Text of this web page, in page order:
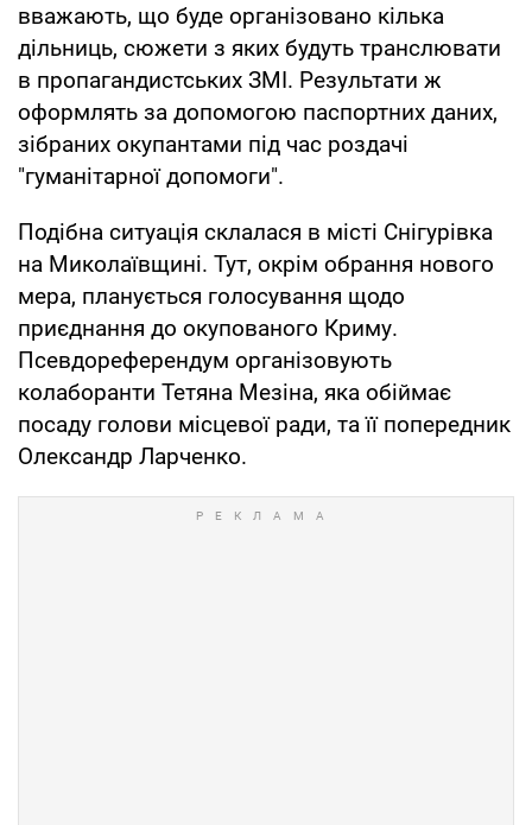
вважають, що буде організовано кілька
дільниць, сюжети з яких будуть транслювати
в пропагандистських ЗМІ. Результати ж
оформлять за допомогою паспортних даних,
зібраних окупантами під час роздачі
"гуманітарної допомоги".
Подібна ситуація склалася в місті Снігурівка
на Миколаївщині. Тут, окрім обрання нового
мера, планується голосування щодо
приєднання до окупованого Криму.
Псевдореферендум організовують
колаборанти Тетяна Мезіна, яка обіймає
посаду голови місцевої ради, та її попередник
Олександр Ларченко.